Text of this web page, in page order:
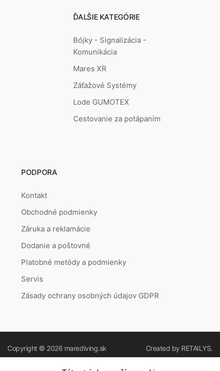
ĎALŠIE KATEGÓRIE
Bójky - Signalizácia -
Komunikácia
Mares XR
Záťažové Systémy
Lode GUMOTEX
Cestovanie za potápaním
PODPORA
Kontakt
Obchodné podmienky
Záruka a reklamácie
Dodanie a poštovné
Platobné metódy a podmienky
Servis
Zásady ochrany osobných údajov GDPR
Copyright © 2026 marediving.sk Created by RETAILYS.